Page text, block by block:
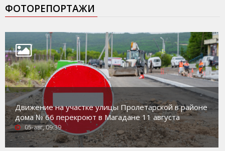
ФОТОРЕПОРТАЖИ
Движение на участке улицы Пролетарской в районе
дома № 66 перекроют в Магадане 11 августа
05-авг, 09:39